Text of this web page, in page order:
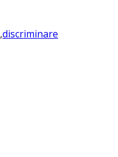
,discriminare